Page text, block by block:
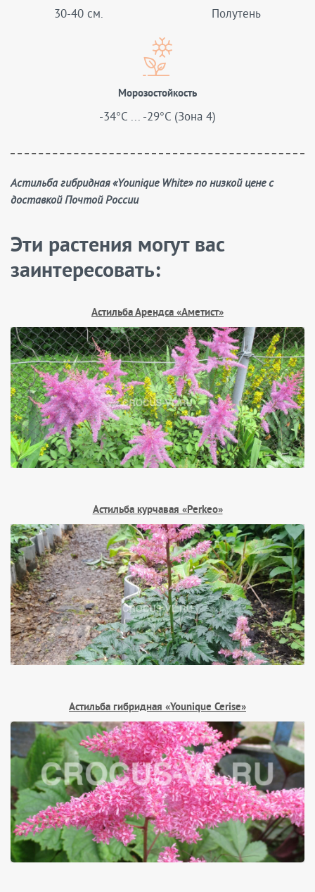
30-40 см. Полутень
Морозостойкость
-34°C ... -29°C (Зона 4)
Астильба гибридная «Younique White» по низкой цене с
доставкой Почтой России
Эти растения могут вас
заинтересовать:
Астильба Арендса «Аметист»
Астильба курчавая «Perkeo»
Астильба гибридная «Younique Cerise»